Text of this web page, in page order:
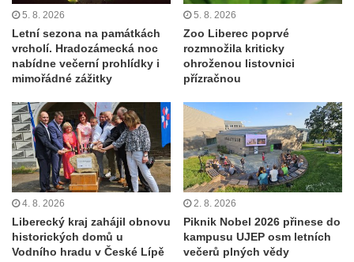
5. 8. 2026
Letní sezona na památkách
vrcholí. Hradozámecká noc
nabídne večerní prohlídky i
mimořádné zážitky
5. 8. 2026
Zoo Liberec poprvé
rozmnožila kriticky
ohroženou listovnici
přízračnou
4. 8. 2026
Liberecký kraj zahájil obnovu
historických domů u
Vodního hradu v České Lípě
2. 8. 2026
Piknik Nobel 2026 přinese do
kampusu UJEP osm letních
večerů plných vědy